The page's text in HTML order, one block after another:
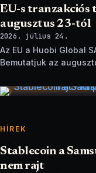
EU-s tranzakciós
augusztus 23-tól
2026. július 24.
Az EU a Huobi Global
Bemutatjuk az
HÍREK
Stablecoin a
nem rajt